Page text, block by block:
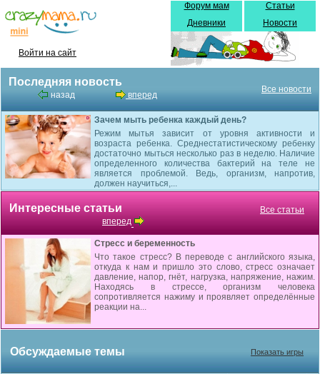
Войти на сайт
Форум мам
Дневники
Статьи
Новости
Последняя новость
назад вперед
Все новости
Зачем мыть ребенка каждый день?
Режим мытья зависит от уровня активности и
возраста ребенка. Среднестатистическому ребенку
достаточно мыться несколько раз в неделю. Наличие
определенного количества бактерий на теле не
является проблемой. Ведь, организм, напротив,
должен научиться,...
Интересные статьи
вперед
Все статьи
Стресс и беременность
Что такое стресс? В переводе с английского языка,
откуда к нам и пришло это слово, стресс означает
давление, напор, гнёт, нагрузка, напряжение, нажим.
Находясь в стрессе, организм человека
сопротивляется нажиму и проявляет определённые
реакции на...
Обсуждаемые темы Показать игры